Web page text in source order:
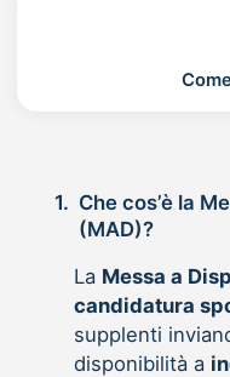
1. Che cos’è la Messa a
(MAD)?
La Messa a
candidatura
supplenti
disponibilità a